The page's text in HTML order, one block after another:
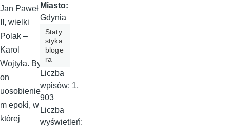
Jan Paweł
II, wielki
Polak –
Karol
Wojtyła. Był
on
uosobienie
m epoki, w
której
Miasto:
Gdynia
Staty
styka
bloge
ra
Liczba
wpisów: 1,
903
Liczba
wyświetleń: